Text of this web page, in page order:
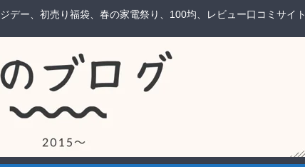
デー、初売り福袋、春の家電祭り、100均、レビュー口コミサイト